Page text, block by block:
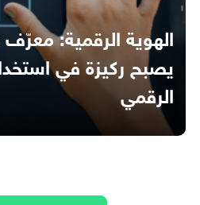
الهوية الرقمية:
يصبح ركيزة في
الرقمي